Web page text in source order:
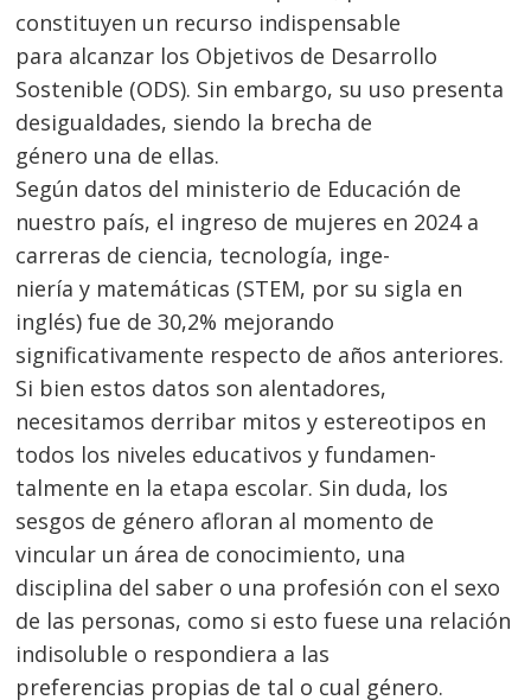
constituyen un recurso indispensable
para alcanzar los Objetivos de Desarrollo
Sostenible (ODS). Sin embargo, su uso presenta
desigualdades, siendo la brecha de
género una de ellas.
Según datos del ministerio de Educación de
nuestro país, el ingreso de mujeres en 2024 a
carreras de ciencia, tecnología, inge-
niería y matemáticas (STEM, por su sigla en
inglés) fue de 30,2% mejorando
significativamente respecto de años anteriores.
Si bien estos datos son alentadores,
necesitamos derribar mitos y estereotipos en
todos los niveles educativos y fundamen-
talmente en la etapa escolar. Sin duda, los
sesgos de género afloran al momento de
vincular un área de conocimiento, una
disciplina del saber o una profesión con el sexo
de las personas, como si esto fuese una relación
indisoluble o respondiera a las
preferencias propias de tal o cual género.
Navegación
de
entradas